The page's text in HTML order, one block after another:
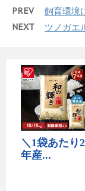
PREV 飼育環境
NEXT ツノガエ